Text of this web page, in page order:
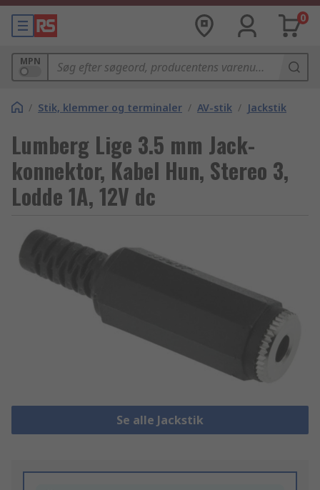
0
MPN
/ Stik, klemmer og terminaler / AV-stik / Jackstik
Lumberg Lige 3.5 mm Jack-
konnektor, Kabel Hun, Stereo 3,
Lodde 1A, 12V dc
Se alle Jackstik